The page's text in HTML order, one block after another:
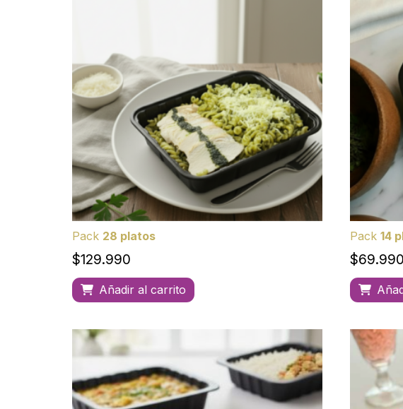
Pack 28 platos
$129.990
Añadir al carrito
Pack 14
$69.990